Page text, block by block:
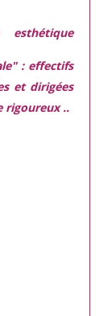
esthétique
: effectifs
et dirigées
rigoureux ..